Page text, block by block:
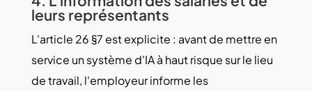
leurs représentants
L'article 26 §7 est explicite : avant de mettre en
service un système d'IA à haut risque sur le lieu
de travail, l'employeur informe les